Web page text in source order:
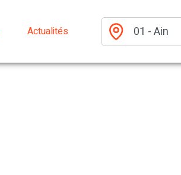
Actualités